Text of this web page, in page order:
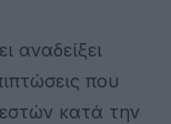
αναδείξει
που
κατά την